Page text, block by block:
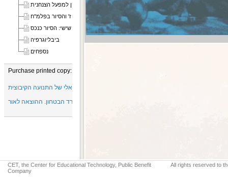
פרק רביעי: "המחלקה הבלקנית" והשלב המכין למפעל הצנחנית
פרק חמישי: פלוגה ז' והסיור בפלמ"ח
פרק שישי: הסיור כנכס
ביבליוגרפיה
נספחים
Purchase printed copy:
CET, the Center for Educational Technology, Public Benefit
Company
All rights reserved to